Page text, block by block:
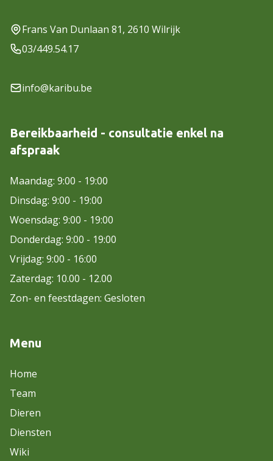
Frans Van Dunlaan 81, 2610 Wilrijk
03/449.54.17
info@karibu.be
Bereikbaarheid - consultatie enkel na
afspraak
Maandag: 9:00 - 19:00
Dinsdag: 9:00 - 19:00
Woensdag: 9:00 - 19:00
Donderdag: 9:00 - 19:00
Vrijdag: 9:00 - 16:00
Zaterdag: 10.00 - 12.00
Zon- en feestdagen: Gesloten
Menu
Home
Team
Dieren
Diensten
Wiki